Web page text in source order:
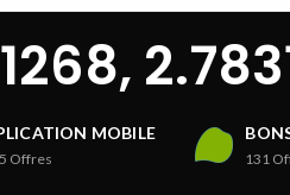
MOBILE
Offres 131